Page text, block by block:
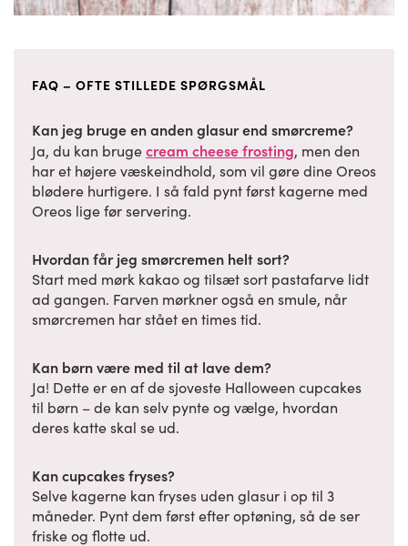
FAQ – OFTE STILLEDE SPØRGSMÅL
Kan jeg bruge en anden glasur end smørcreme?
Ja, du kan brugecream cheese frosting, men den
har et højere væskeindhold, som vil gøre dine Oreos
blødere hurtigere. I så fald pynt først kagerne med
Oreos lige før servering.
Hvordan får jeg smørcremen helt sort?
Start med mørk kakao og tilsæt sort pastafarve lidt
ad gangen. Farven mørkner også en smule, når
smørcremen har stået en times tid.
Kan børn være med til at lave dem?
Ja! Dette er en af de sjoveste Halloween cupcakes
til børn – de kan selv pynte og vælge, hvordan
deres katte skal se ud.
Kan cupcakes fryses?
Selve kagerne kan fryses uden glasur i op til 3
måneder. Pynt dem først efter optøning, så de ser
friske og flotte ud.